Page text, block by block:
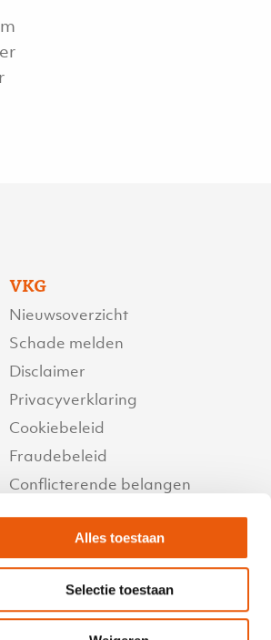
Alles toestaan
Selectie toestaan
VKG
Nieuwsoverzicht
Schade melden
Disclaimer
Privacyverklaring
Cookiebeleid
Fraudebeleid
Conflicterende belangen
Beloningsbeleid
Reactietermijnen
Compliment of klacht
VKG Inkomen
Copyright©